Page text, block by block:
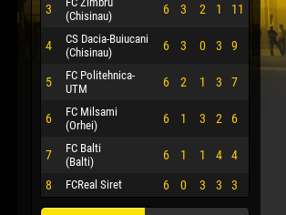
3
(Chisinau)
6 3 2 1 11
4
CS Dacia-Buiucani
(Chisinau)
6 3 0 3 9
5
FC Politehnica-
UTM
6 2 1 3 7
6
FC Milsami
(Orhei)
6 1 3 2 6
7
FC Balti
(Balti)
6 1 1 4 4
8 FCReal Siret 6 0 3 3 3